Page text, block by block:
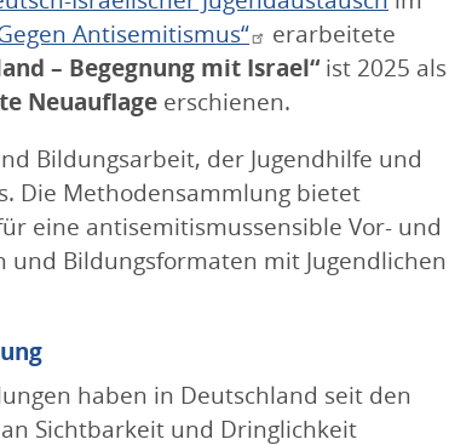
Antisemitismus“
erarbeitete
– Begegnung mit Israel“ ist 2025 als
Neuauflage erschienen.
Bildungsarbeit, der Jugendhilfe und
Die Methodensammlung bietet
eine antisemitismussensible Vor- und
Bildungsformaten mit Jugendlichen
haben in Deutschland seit den
Sichtbarkeit und Dringlichkeit